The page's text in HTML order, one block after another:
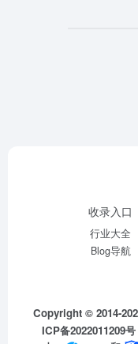
收录入口
行业大全
Blog导航
Copyright © 2014-
ICP备2022011209号